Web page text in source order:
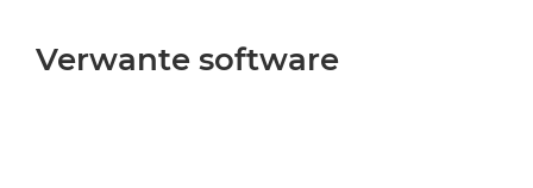
Verwante software